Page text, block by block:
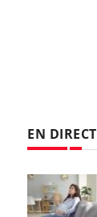
EN DIRECT